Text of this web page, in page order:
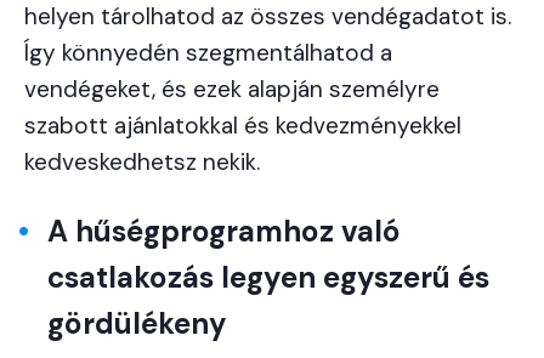
helyen tárolhatod az összes vendégadatot is.
Így könnyedén szegmentálhatod a
vendégeket, és ezek alapján személyre
szabott ajánlatokkal és kedvezményekkel
kedveskedhetsz nekik.
A hűségprogramhoz való
csatlakozás legyen egyszerű és
gördülékeny